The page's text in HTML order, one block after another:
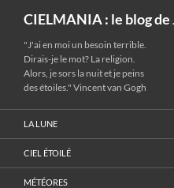
CIELMANIA : le blog
"J'ai en moi un besoin terrible.
Dirais-je le mot? La religion.
Alors, je sors la nuit et je peins
des étoiles." Vincent van Gogh
LA LUNE
CIEL ÉTOILÉ
MÉTÉORES